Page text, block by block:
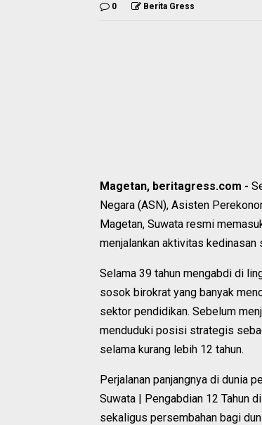
0 Berita Gress
Magetan, beritagress.com -
Negara (ASN), Asisten
Magetan, Suwata resmi
menjalankan aktivitas
Selama 39 tahun mengabdi di
sosok birokrat yang banyak
sektor pendidikan. Sebelum
menduduki posisi strategis
selama kurang lebih 12 tahun.
Perjalanan panjangnya di dunia
Suwata | Pengabdian 12 Tahun
sekaligus persembahan bagi